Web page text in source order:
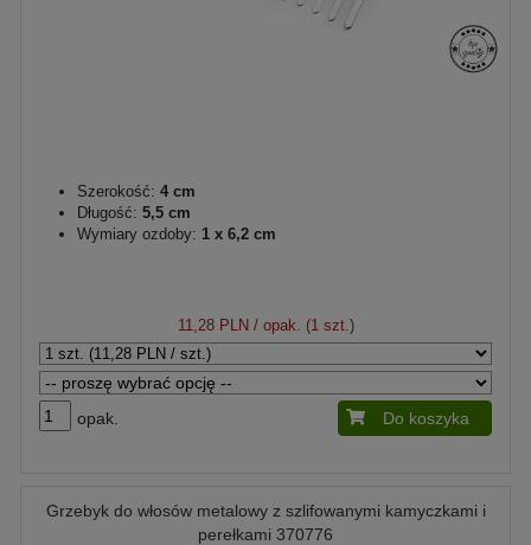
Szerokość: 4 cm
Długość: 5,5 cm
Wymiary ozdoby: 1 x 6,2 cm
11,28 PLN / opak. (1 szt.)
opak. Do koszyka
Grzebyk do włosów metalowy z szlifowanymi kamyczkami i
perełkami 370776